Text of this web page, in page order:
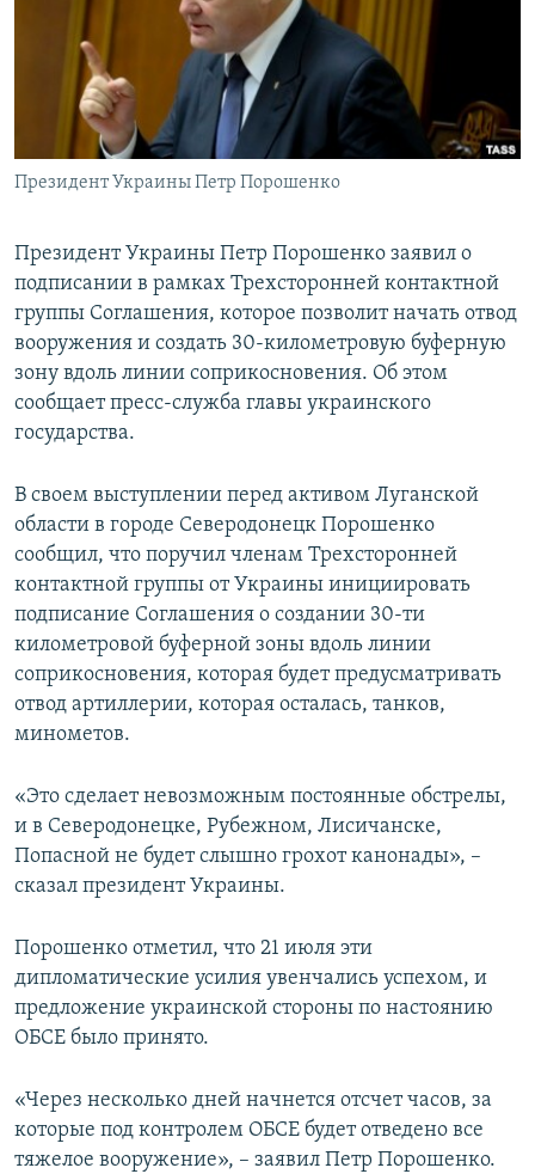
ПОБЕДИТЕЛЕЙ НЕ СУДЯТ?
КРЫМ.НЕПОКОРЕННЫЙ
ELIFBE
УКРАИНСКАЯ ПРОБЛЕМА КРЫМА
Все сайты RFE/RL
Президент Украины Петр Порошенко
Президент Украины Петр Порошенко заявил о
подписании в рамках Трехсторонней контактной
группы Соглашения, которое позволит начать отвод
вооружения и создать 30-километровую буферную
зону вдоль линии соприкосновения. Об этом
сообщает пресс-служба главы украинского
государства.
В своем выступлении перед активом Луганской
области в городе Северодонецк Порошенко
сообщил, что поручил членам Трехсторонней
контактной группы от Украины инициировать
подписание Соглашения о создании 30-ти
километровой буферной зоны вдоль линии
соприкосновения, которая будет предусматривать
отвод артиллерии, которая осталась, танков,
минометов.
«Это сделает невозможным постоянные обстрелы,
и в Северодонецке, Рубежном, Лисичанске,
Попасной не будет слышно грохот канонады», –
сказал президент Украины.
Порошенко отметил, что 21 июля эти
дипломатические усилия увенчались успехом, и
предложение украинской стороны по настоянию
ОБСЕ было принято.
«Через несколько дней начнется отсчет часов, за
которые под контролем ОБСЕ будет отведено все
тяжелое вооружение», – заявил Петр Порошенко.